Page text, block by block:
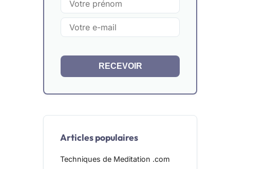
RECEVOIR
Articles populaires
Techniques de Meditation .com